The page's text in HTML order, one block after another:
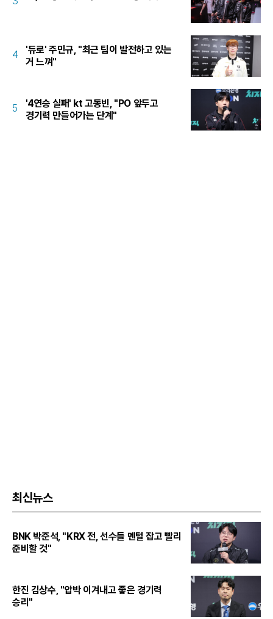
4
'듀로' 주민규, "최근 팀이 발전하고 있는
거 느껴"
5
'4연승 실패' kt 고동빈, "PO 앞두고
경기력 만들어가는 단계"
최신뉴스
BNK 박준석, "KRX 전, 선수들 멘털 잡고 빨리
준비할 것"
한진 김상수, "압박 이겨내고 좋은 경기력
승리"